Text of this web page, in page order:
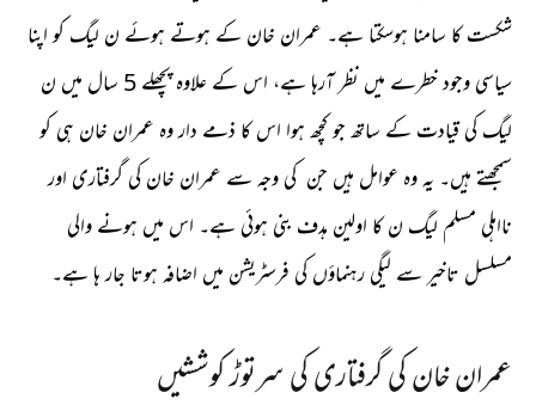
شکست کا سامنا ہوسکتا ہے۔ عمران خان کے ہوتے ہوئے ن لیگ کو اپنا
سیاسی وجود خطرے میں نظر آرہا ہے، اس کے علاوہ پچھلے 5 سال میں ن
لیگ کی قیادت کے ساتھ جو کچھ ہوا اس کا ذمے دار وہ عمران خان ہی کو
سمجھتے ہیں۔ یہ وہ عوامل ہیں جن کی وجہ سے عمران خان کی گرفتاری اور
نااہلی مسلم لیگ ن کا اولین ہدف بنی ہوئی ہے۔ اس میں ہونے والی
مسلسل تاخیر سے لیگی رہنماؤں کی فرسٹریشن میں اضافہ ہوتا جار ہا ہے۔
عمران خان کی گرفتاری کی سرتوڑ کوششیں